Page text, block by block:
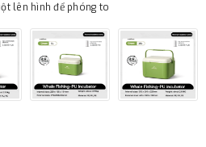
lên hình để phóng to